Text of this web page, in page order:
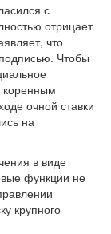
с
отрицает
что
Чтобы
коренным
очной ставки
на
в виде
функции не
крупного